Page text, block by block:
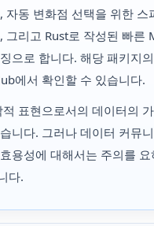
자동 변화점 선택을 위한 스
그리고 Rust로 작성된 빠른
으로 합니다. 해당 패키지
에서 확인할 수 있습니다.
표현으로서의 데이터의
니다. 그러나 데이터 커뮤
용성에 대해서는 주의를 요
다.